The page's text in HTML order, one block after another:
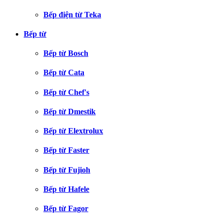
Bếp điện từ Teka
Bếp từ
Bếp từ Bosch
Bếp từ Cata
Bếp từ Chef's
Bếp từ Dmestik
Bếp từ Elextrolux
Bếp từ Faster
Bếp từ Fujioh
Bếp từ Hafele
Bếp từ Fagor